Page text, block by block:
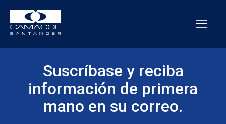
Suscríbase y reciba
información de primera
mano en su correo.